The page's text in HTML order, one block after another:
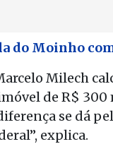
do Moinho
Milech
de R$
se dá
explica.